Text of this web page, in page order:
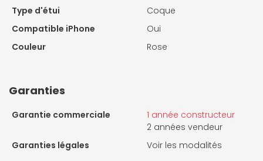
Type d'étui
Coque
Compatible iPhone
Oui
Couleur
Rose
Garanties
Garantie commerciale
1 année constructeur
2 années vendeur
Garanties légales
Voir les modalités